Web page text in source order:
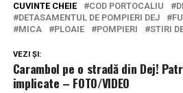
CUVINTE CHEIE COD PORTOCALIU
DETASAMENTUL DE POMPIERI DEJ
MICA
PLOAIE POMPIERI STIRI
VEZI ȘI:
Carambol pe o stradă din Dej!
implicate – FOTO/VIDEO